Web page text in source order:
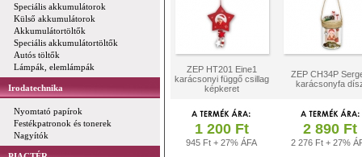
Speciális akkumulátorok
Külső akkumulátorok
Akkumulátortöltők
Speciális akkumulátortöltők
Autós töltők
Lámpák, elemlámpák
Irodatechnika
Nyomtató papírok
Festékpatronok és tonerek
Nagyítók
ZEP HT201 Eine1
karácsonyi függő csillag
képkeret
ZEP CH34P
karácsonyfa
1 200 Ft
945 Ft + 27% ÁFA
2 890 Ft
2 276 Ft + 27%